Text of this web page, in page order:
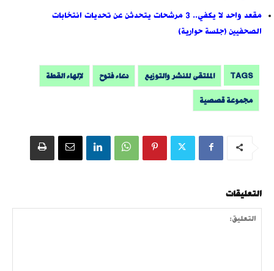
مقعد واحد لا يكفي.. 3 مرشحات يتحدثن عن تحديات انتخابات
الصحفيين (جلسة حوارية)
TAGS الملتقى للنشر والتوزيع دعاء فتوح لإلهاء القطة
مجموعة قصصية
التعليقات